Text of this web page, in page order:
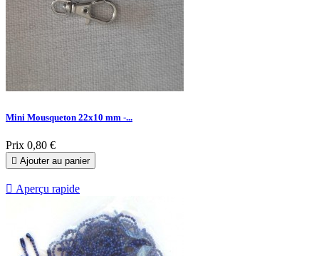
Mini Mousqueton 22x10 mm -...
Prix 0,80 €
 Ajouter au panier
 Aperçu rapide